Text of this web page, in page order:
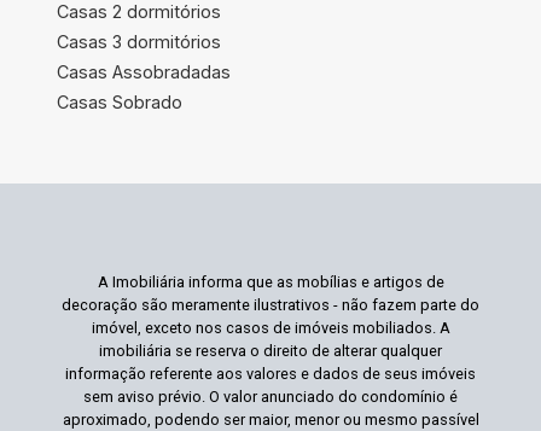
Casas 2 dormitórios
Casas 3 dormitórios
Casas Assobradadas
Casas Sobrado
A Imobiliária informa que as mobílias e artigos de
decoração são meramente ilustrativos - não fazem parte do
imóvel, exceto nos casos de imóveis mobiliados. A
imobiliária se reserva o direito de alterar qualquer
informação referente aos valores e dados de seus imóveis
sem aviso prévio. O valor anunciado do condomínio é
aproximado, podendo ser maior, menor ou mesmo passível